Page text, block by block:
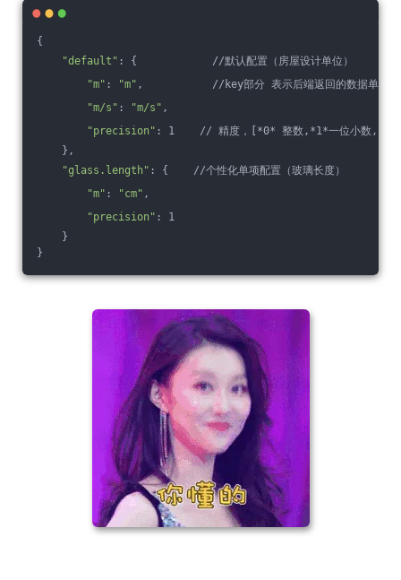
{
"default" : {            //默认配置（房屋设计单位）
"m" : "m" ,           //key部分 表示后端返回的数据单位
"m/s" : "m/s" ,
"precision" : 1    // 精度，[*0* 整数,*1*一位小数,*2*
},
"glass.length" : {    //个性化单项配置（玻璃长度）
"m" : "cm" ,
"precision" : 1
}
}